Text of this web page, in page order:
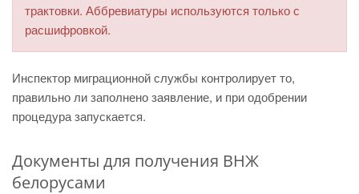
трактовки. Аббревиатуры используются только с
расшифровкой.
Инспектор миграционной службы контролирует то,
правильно ли заполнено заявление, и при одобрении
процедура запускается.
Документы для получения ВНЖ
белорусами